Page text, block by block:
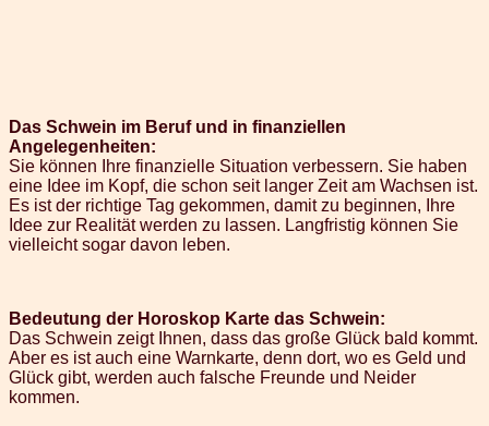
Das Schwein im Beruf und in finanziellen
Angelegenheiten:
Sie können Ihre finanzielle Situation verbessern. Sie haben
eine Idee im Kopf, die schon seit langer Zeit am Wachsen ist.
Es ist der richtige Tag gekommen, damit zu beginnen, Ihre
Idee zur Realität werden zu lassen. Langfristig können Sie
vielleicht sogar davon leben.
Bedeutung der Horoskop Karte das Schwein:
Das Schwein zeigt Ihnen, dass das große Glück bald kommt.
Aber es ist auch eine Warnkarte, denn dort, wo es Geld und
Glück gibt, werden auch falsche Freunde und Neider
kommen.